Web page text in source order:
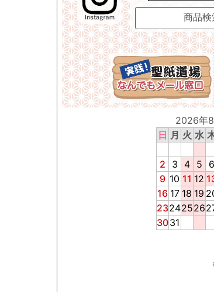
2026年
日 月 火 水
2
3 4 5 6
9 10 11 12
16 17 18 19
23242526
3031